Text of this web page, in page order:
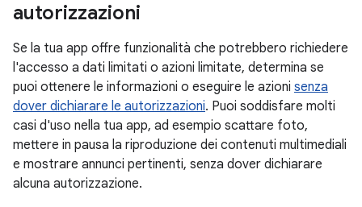
autorizzazioni
Se la tua app offre funzionalità che potrebbero richiedere
l'accesso a dati limitati o azioni limitate, determina se
puoi ottenere le informazioni o eseguire le azioni senza
dover dichiarare le autorizzazioni. Puoi soddisfare molti
casi d'uso nella tua app, ad esempio scattare foto,
mettere in pausa la riproduzione dei contenuti multimediali
e mostrare annunci pertinenti, senza dover dichiarare
alcuna autorizzazione.